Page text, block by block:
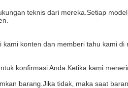
teknis dari mereka.Setiap
konten dan memberi tahu kami di
konfirmasi Anda.Ketika kami
barang.Jika tidak, maka saat